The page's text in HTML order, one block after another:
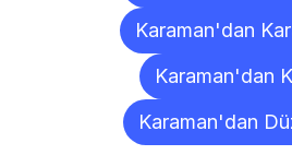
Karaman'dan
Karaman'dan
Karaman'dan